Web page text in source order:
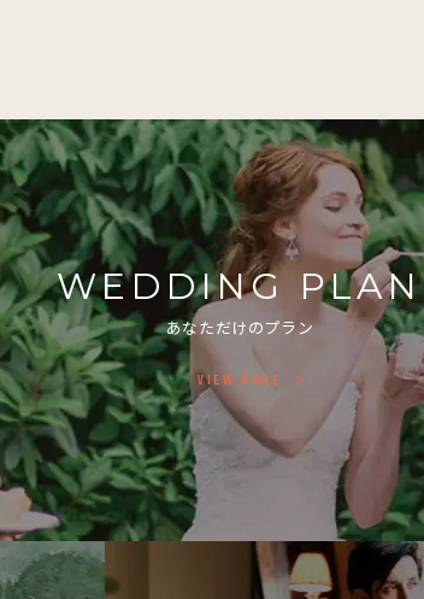
WEDDING PLAN
あなただけのプラン
VIEW MORE